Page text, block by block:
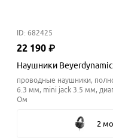
ID: 682425
22 190 ₽
Наушники
проводные наушники,
6.3 мм, mini jack 3.5 мм,
Ом
2